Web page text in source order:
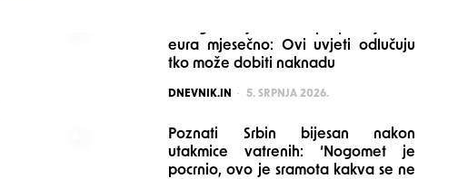
eura mjesečno: Ovi uvjeti odlučuju
tko može dobiti naknadu
POSTED
DNEVNIK.IN 5. SRPNJA 2026.
Poznati Srbin bijesan nakon
utakmice vatrenih: ‘Nogomet je
pocrnio, ovo je sramota kakva se ne